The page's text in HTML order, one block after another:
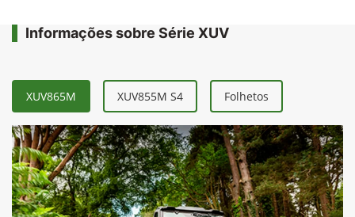
Informações sobre Série XUV
XUV865M XUV855M S4 Folhetos